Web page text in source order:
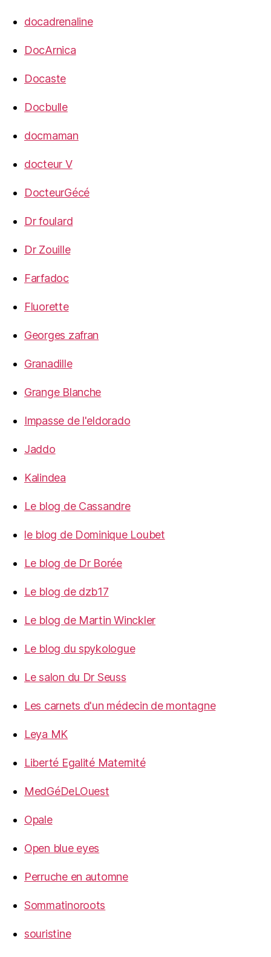
docadrenaline
DocArnica
Docaste
Docbulle
docmaman
docteur V
DocteurGécé
Dr foulard
Dr Zouille
Farfadoc
Fluorette
Georges zafran
Granadille
Grange Blanche
Impasse de l'eldorado
Jaddo
Kalindea
Le blog de Cassandre
le blog de Dominique Loubet
Le blog de Dr Borée
Le blog de dzb17
Le blog de Martin Winckler
Le blog du spykologue
Le salon du Dr Seuss
Les carnets d'un médecin de montagne
Leya MK
Liberté Egalité Maternité
MedGéDeLOuest
Opale
Open blue eyes
Perruche en automne
Sommatinoroots
souristine